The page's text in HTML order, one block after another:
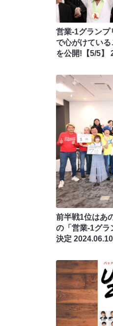
営業-1グランプ
で心がけてい
を公開!【5/5】
前半戦1位はあ
の「営業-1グラ
決定 2024.06.10